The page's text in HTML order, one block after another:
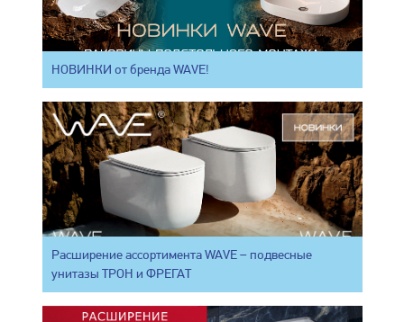
НОВИНКИ от бренда WAVE!
Расширение ассортимента WAVE – подвесные
унитазы ТРОН и ФРЕГАТ